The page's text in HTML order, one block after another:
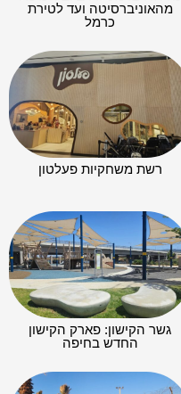
מהאוניברסיטה ועד לטירת
כרמל
רשת משחקיות פעלטון
גשר הקישון: פארק הקישון
החדש בחיפה